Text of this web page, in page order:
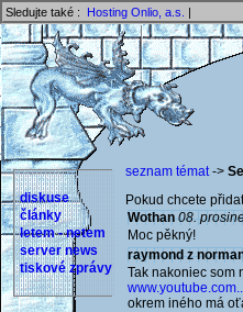
Sledujte také : Hosting Onlio, a.s. |
diskuse
články
letem - netem
server news
tiskové zprávy
seznam témat->
Pokud chcete
Wothan 08.
Moc pěkný!
raymond z
Tak nakoniec som
okrem iného má